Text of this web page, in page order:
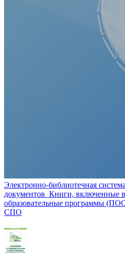
Электронно-библиотечная
документов Книги, включенные
образовательные программы
СПО